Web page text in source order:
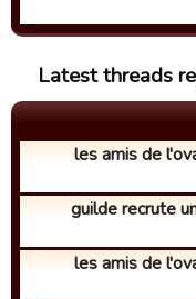
Latest threads
les amis de
guilde recrute
les amis de